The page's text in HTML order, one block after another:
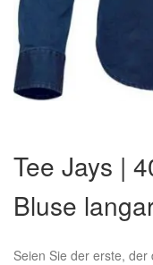
der
Bildergalerie
springen
Tee Jays |
Bluse
Seien Sie der erste,